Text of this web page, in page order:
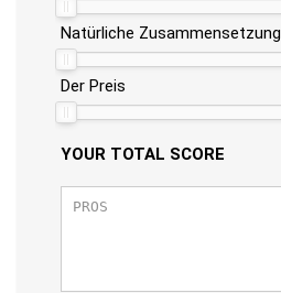
Natürliche Zusammensetzung
Der Preis
YOUR TOTAL SCORE